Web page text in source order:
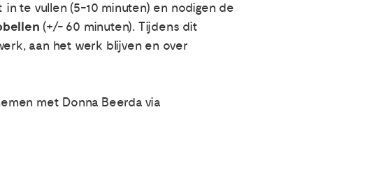
te vullen (5-10 minuten) en nodigen de
(+/- 60 minuten). Tijdens dit
aan het werk blijven en over
met Donna Beerda via